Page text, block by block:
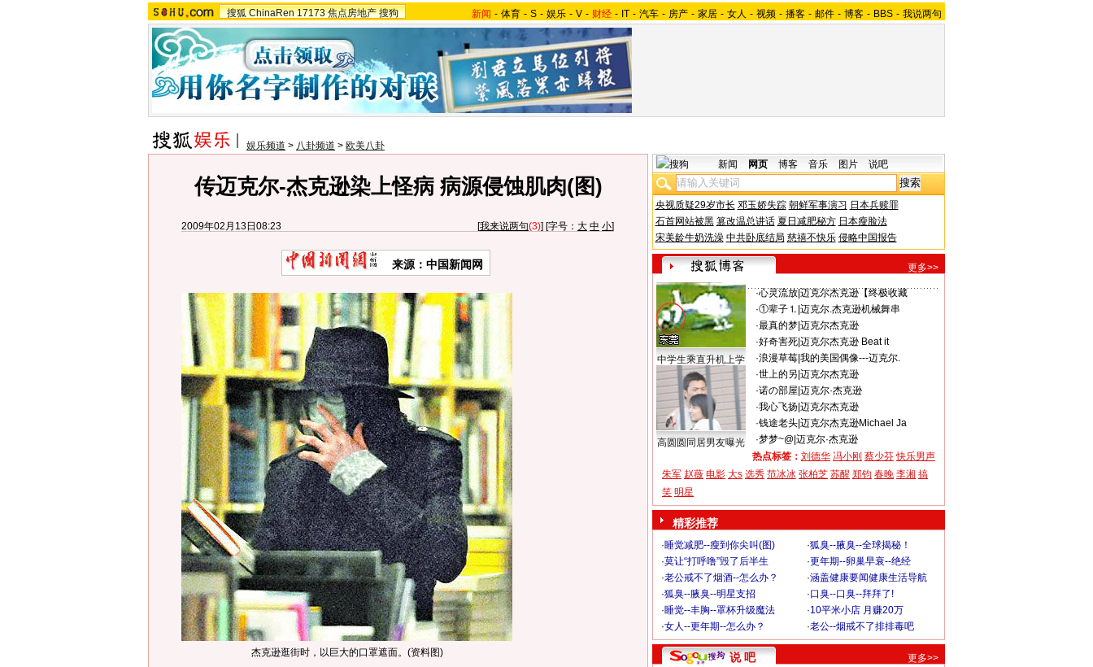
搜狐 ChinaRen 17173 焦点房地产 搜狗 新闻 - 体育 - S - 娱乐 - V - 财经 - IT - 汽车 - 房产 - 家居 - 女人 - 视频 - 播客 - 邮件 - 博客 - BBS - 我说两句
娱乐频道 > 八卦频道 > 欧美八卦
传迈克尔-杰克逊染上怪病 病源侵蚀肌肉(图)
2009年02月13日08:23 [我来说两句(3)] [字号： 大 中 小]
来源：中国新闻网
杰克逊逛街时，以巨大的口罩遮面。(资料图)
新闻 网页 博客 音乐 图片 说吧
央视质疑29岁市长 邓玉娇失踪 朝鲜军事演习 日本兵赎罪
石首网站被黑 篡改温总讲话 夏日减肥秘方 日本瘦脸法
宋美龄牛奶洗澡 中共卧底结局 慈禧不快乐 侵略中国报告
更多>>
中学生乘直升机上学
高圆圆同居男友曝光
·心灵流放| 迈克尔杰克逊【终极收藏
·①辈子⒈ 迈克尔.杰克逊机械舞串
·最真的梦| 迈克尔杰克逊
·好奇害死| 迈克尔杰克逊 Beat it
·浪漫草莓| 我的美国偶像---迈克尔.
·世上的另 迈克尔杰克逊
·诺の部屋 迈克尔·杰克逊
·我心飞扬 迈克尔杰克逊
·钱途老头| 迈克尔杰克逊Michael Ja
·梦梦~@| 迈克尔·杰克逊
热点标签： 刘德华 冯小刚 蔡少芬 快乐男声
朱军 赵薇 电影 大s 选秀 范冰冰 张柏芝 苏醒 郑钧 春晚 李湘 搞
笑 明星
精彩推荐
·睡觉减肥--瘦到你尖叫(图) ·狐臭--腋臭--全球揭秘！
·莫让“打呼噜”毁了后半生 ·更年期--卵巢早衰--绝经
·老公戒不了烟酒--怎么办？ ·涵盖健康要闻健康生活导航
·狐臭--腋臭--明星支招 ·口臭--口臭--拜拜了!
·睡觉--丰胸--罩杯升级魔法 ·10平米小店 月赚20万
·女人--更年期--怎么办？ ·老公--烟戒不了排排毒吧
说 吧 更多>>